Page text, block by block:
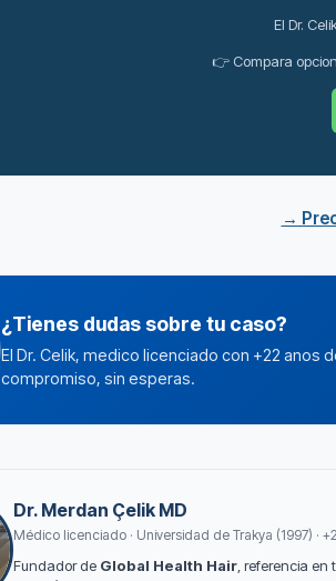
El Dr.
👉 Compara
→
¿Tienes dudas sobre tu caso?
El Dr. Celik, medico licenciado con +22 anos
compromiso, sin esperas.
Dr. Merdan Çelik MD
Médico licenciado · Universidad de Trakya (1997) ·
Fundador de Global Health Hair, referencia